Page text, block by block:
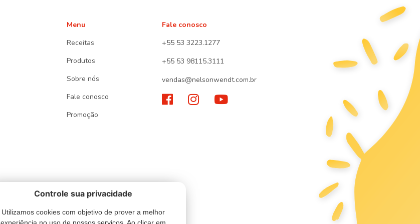
Menu
Receitas
Produtos
Sobre nós
Fale conosco
Promoção
Fale conosco
+55 53 3223.1277
+55 53 98115.3111
vendas@nelsonwendt.com.br
Controle sua privacidade
Utilizamos cookies com objetivo de prover a melhor